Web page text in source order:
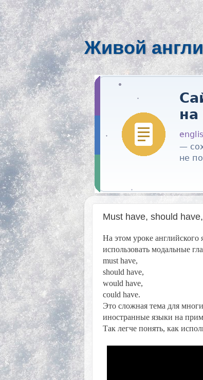
Живой
Must have, should
На этом уроке
использовать модальные
must have,
should have,
would have,
could have.
Это сложная тема для
иностранные языки на
Так легче понять, как